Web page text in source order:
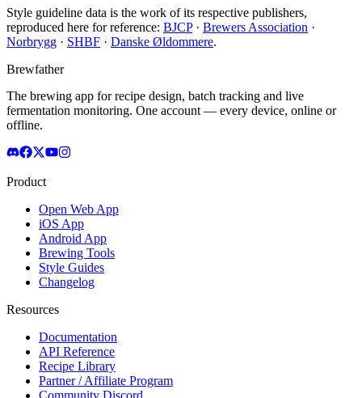
Style guideline data is the work of its respective publishers,
reproduced here for reference: BJCP· Brewers Association ·
Norbrygg · SHBF · Danske Øldommere.
Brewfather
The brewing app for recipe design, batch tracking and live
fermentation monitoring. One account — every device, online or
offline.
Product
Open Web App
iOS App
Android App
Brewing Tools
Style Guides
Changelog
Resources
Documentation
API Reference
Recipe Library
Partner / Affiliate Program